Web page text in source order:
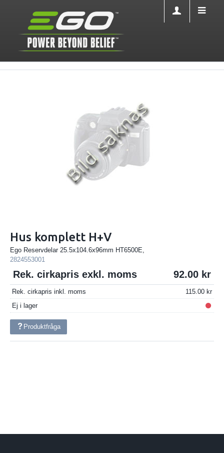
Hus komplett H+V
Ego Reservdelar 25.5x104.6x96mm HT6500E,
2824553001
Rek. cirkapris exkl. moms 92.00
Rek. cirkapris inkl. moms
115.00
Ej i lager
Produktfråga